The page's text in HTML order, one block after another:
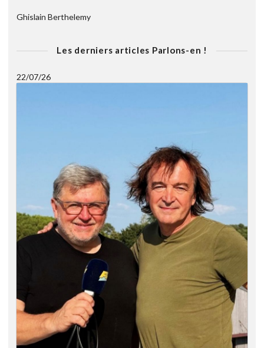
Ghislain Berthelemy
Les derniers articles Parlons-en !
22/07/26